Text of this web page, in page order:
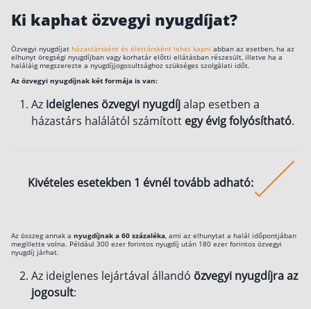
Vegyes életbiztosítás
Egészségbiztosítás
Egészségbiztosítás cégeknek
Magán egészségbiztosítás 💊
Egészségpénztár – Spórolj évi akár 150 ezer
forintot
Legjobb befektetés
Ki kaphat özvegyi nyugdíjat?
Özvegyi nyugdíjat házastársként és élettársként lehet kapni abban az esetben, ha az
elhunyt öregségi nyugdíjban vagy korhatár előtti ellátásban részesült, illetve ha a
haláláig megszerezte a nyugdíjjogosultsághoz szükséges szolgálati időt.
Az özvegyi nyugdíjnak két formája is van:
Az ideiglenes özvegyi nyugdíjalap esetben a
házastárs halálától számított egy évig folyósítható.
Kivételes esetekben 1 évnél tovább adható:
mert akkor az árva 18 hónapos koráig jár az özvegyi
nyugdíj, amennyiben a gyermek fogyatékos, vagy
tartós beteg, akkor pedig 3 éves koráig.
Az összeg annak a nyugdíjnak a 60 százaléka, ami az elhunytat a halál időpontjában
megillette volna. Például 300 ezer forintos nyugdíj után 180 ezer forintos özvegyi
nyugdíj járhat.
Az ideiglenes lejártával állandó özvegyi nyugdíjra az
jogosult: